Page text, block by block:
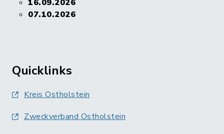
16.09.2026
07.10.2026
Quicklinks
Kreis Ostholstein
Zweckverband Ostholstein